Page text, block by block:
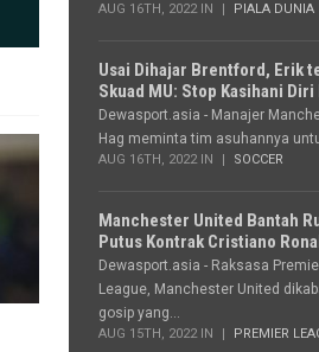
AUG 16TH, 2022 IN PIALA DUNIA
Usai Dihajar Brentford, Erik
Skuad MU: Stop Kasihani
Dewasport.asia - Manajer
Hag meminta tim asuhannya
AUG 16TH, 2022 IN SOCCER
Manchester United Bantah
Putus Kontrak Cristiano
Dewasport.asia - Raksasa
League, Manchester United
gosip yang...
AUG 15TH, 2022 IN PREMIER